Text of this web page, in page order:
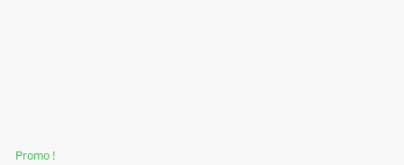
Promo !